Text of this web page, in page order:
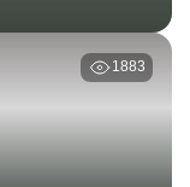
1883